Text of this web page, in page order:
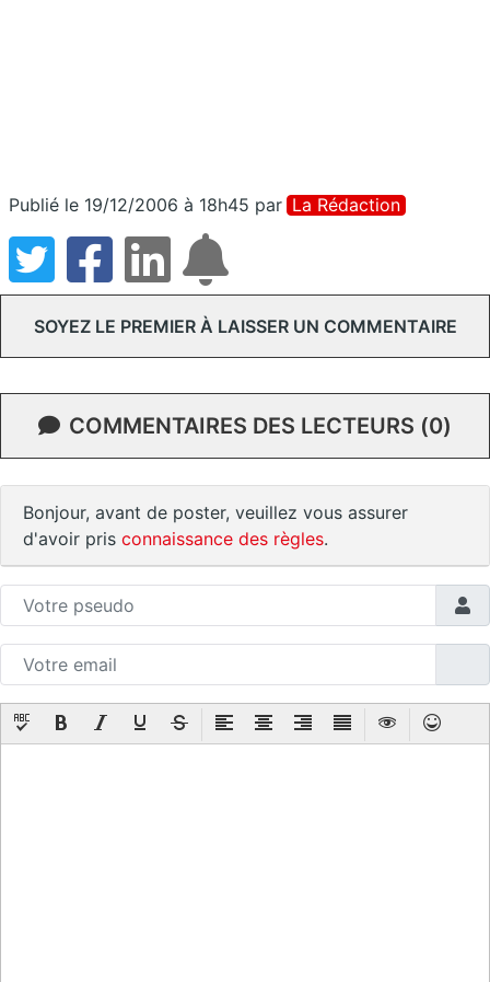
Publié le 19/12/2006 à 18h45 par La Rédaction
SOYEZ LE PREMIER À LAISSER UN COMMENTAIRE
COMMENTAIRES DES LECTEURS (0)
Bonjour, avant de poster, veuillez vous assurer
d'avoir pris connaissance des règles.